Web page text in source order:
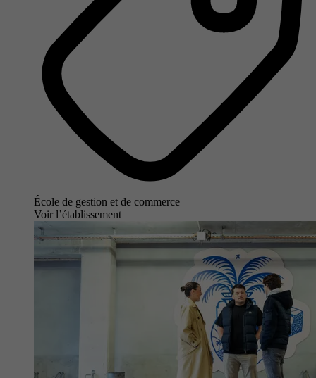
École de gestion et de commerce
Voir l’établissement